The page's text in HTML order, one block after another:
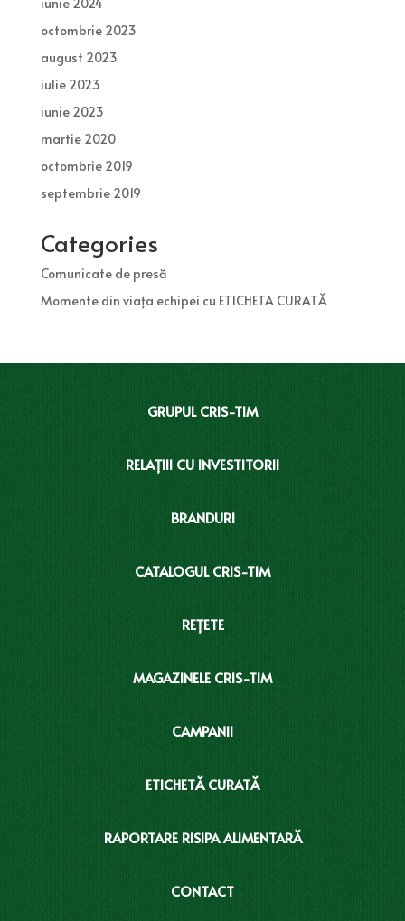
octombrie 2023
august 2023
iulie 2023
iunie 2023
martie 2020
octombrie 2019
septembrie 2019
Categories
Comunicate de presă
Momente din viața echipei cu ETICHETA CURATĂ
GRUPUL CRIS-TIM
RELAȚIII CU INVESTITORII
BRANDURI
CATALOGUL CRIS-TIM
REȚETE
MAGAZINELE CRIS-TIM
CAMPANII
ETICHETĂ CURATĂ
RAPORTARE RISIPA ALIMENTARĂ
CONTACT